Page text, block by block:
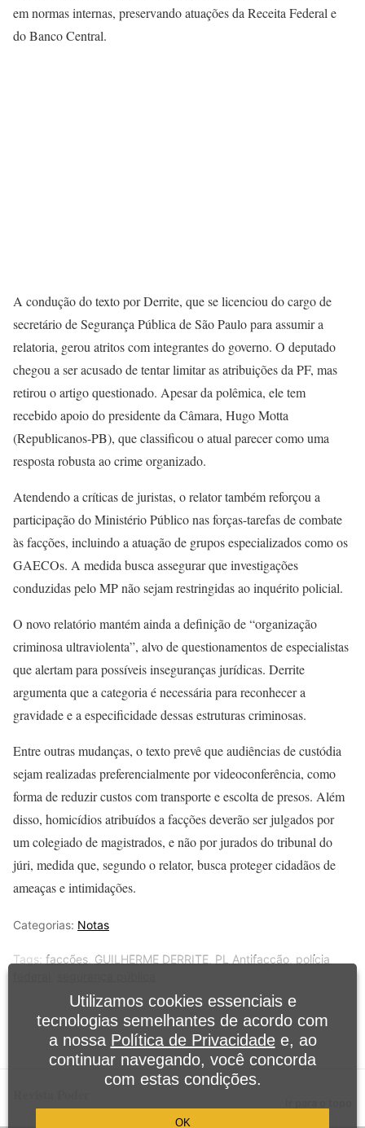
em normas internas, preservando atuações da Receita Federal e
do Banco Central.
A condução do texto por Derrite, que se licenciou do cargo de
secretário de Segurança Pública de São Paulo para assumir a
relatoria, gerou atritos com integrantes do governo. O deputado
chegou a ser acusado de tentar limitar as atribuições da PF, mas
retirou o artigo questionado. Apesar da polêmica, ele tem
recebido apoio do presidente da Câmara, Hugo Motta
(Republicanos-PB), que classificou o atual parecer como uma
resposta robusta ao crime organizado.
Atendendo a críticas de juristas, o relator também reforçou a
participação do Ministério Público nas forças-tarefas de combate
às facções, incluindo a atuação de grupos especializados como os
GAECOs. A medida busca assegurar que investigações
conduzidas pelo MP não sejam restringidas ao inquérito policial.
O novo relatório mantém ainda a definição de “organização
criminosa ultraviolenta”, alvo de questionamentos de especialistas
que alertam para possíveis inseguranças jurídicas. Derrite
argumenta que a categoria é necessária para reconhecer a
gravidade e a especificidade dessas estruturas criminosas.
Entre outras mudanças, o texto prevê que audiências de custódia
sejam realizadas preferencialmente por videoconferência, como
forma de reduzir custos com transporte e escolta de presos. Além
disso, homicídios atribuídos a facções deverão ser julgados por
um colegiado de magistrados, e não por jurados do tribunal do
júri, medida que, segundo o relator, busca proteger cidadãos de
ameaças e intimidações.
Categorias: Notas
Tags: facções GUILHERME DERRITE PL Antifacção polícia
Utilizamos cookies essenciais e
tecnologias semelhantes de acordo com
a nossa Política de Privacidadee, ao
continuar navegando, você concorda
com estas condições.
OK